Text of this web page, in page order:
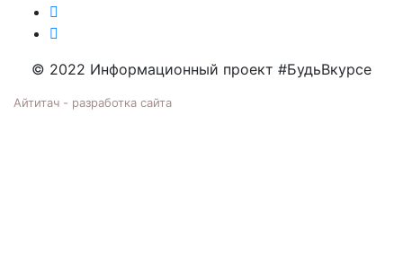
© 2022 Информационный проект #БудьВкурсе
Айтитач - разработка сайта